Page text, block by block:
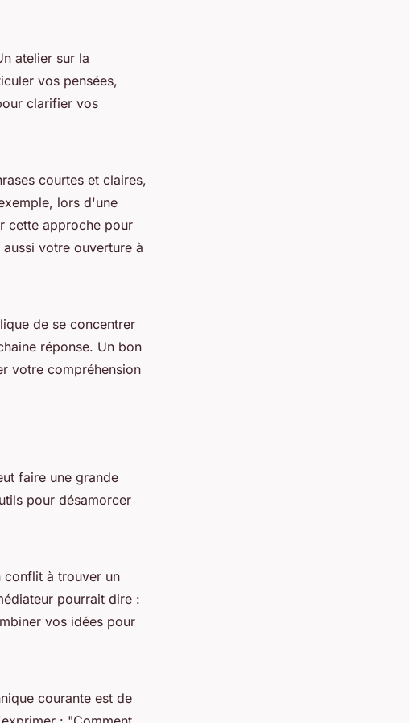
atelier sur la
vos pensées,
clarifier vos
courtes et claires,
lors d'une
cette approche pour
votre ouverture à
de se concentrer
réponse. Un bon
votre compréhension
faire une grande
pour désamorcer
conflit à trouver un
pourrait dire :
vos idées pour
courante est de